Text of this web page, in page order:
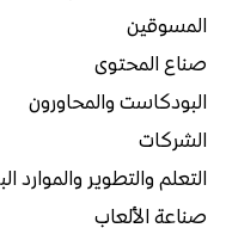
المسوقين
صناع المحتوى
البودكاست والمحاورون
الشركات
التعلم والتطوير والموارد
صناعة الألعاب